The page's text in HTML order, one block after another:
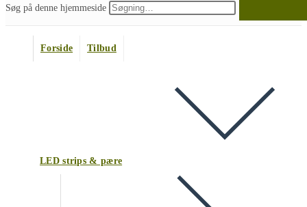
Søg på denne hjemmeside
Forside Tilbud
LED strips & pære